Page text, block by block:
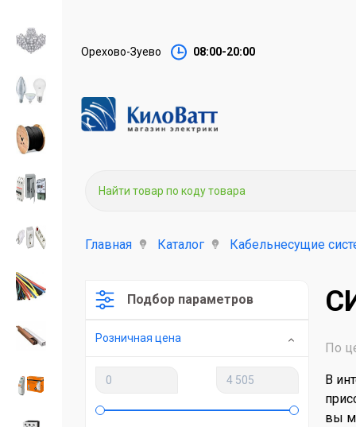
Орехово-Зуево 08:00-20:00
Главная Каталог Кабельнесущие
Подбор параметров
Розничная цена
По
В
вы